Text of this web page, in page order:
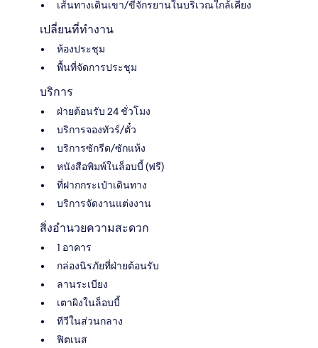
เส้นทางเดินเขา/ขี่จักรยานในบริเวณใกล้เคียง
เปลี่ยนที่ทำงาน
ห้องประชุม
พื้นที่จัดการประชุม
บริการ
ฝ่ายต้อนรับ 24 ชั่วโมง
บริการจองทัวร์/ตั๋ว
บริการซักรีด/ซักแห้ง
หนังสือพิมพ์ในล็อบบี้ (ฟรี)
ที่ฝากกระเป๋าเดินทาง
บริการจัดงานแต่งงาน
สิ่งอำนวยความสะดวก
1 อาคาร
กล่องนิรภัยที่ฝ่ายต้อนรับ
ลานระเบียง
เตาผิงในล็อบบี้
ทีวีในส่วนกลาง
ฟิตเนส